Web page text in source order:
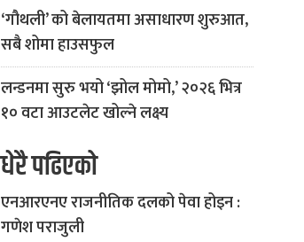
‘गौथली’ को बेलायतमा असाधारण शुरुआत,
सबै शोमा हाउसफुल
लन्डनमा सुरु भयो ‘झोल मोमो,’ २०२६ भित्र
१० वटा आउटलेट खोल्ने लक्ष्य
धेरै पढिएको
एनआरएनए राजनीतिक दलको पेवा होइन :
गणेश पराजुली